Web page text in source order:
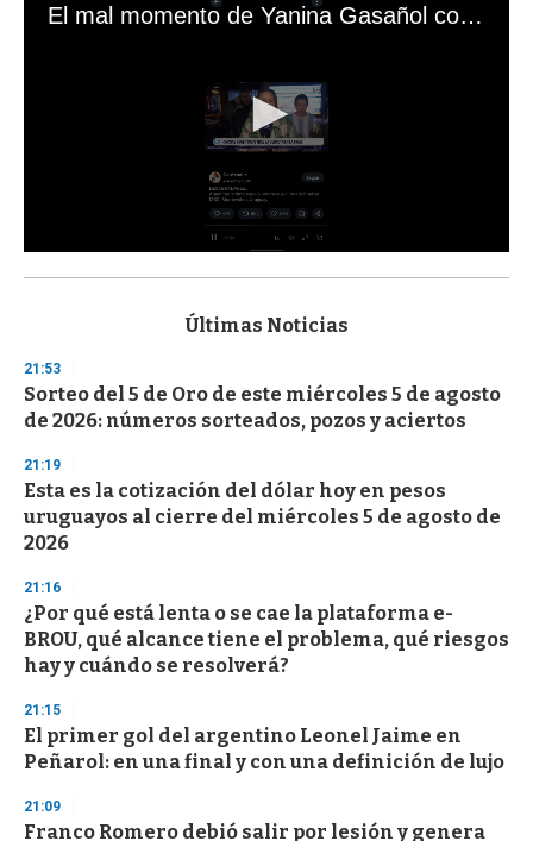
El mal momento de Yanina Gasañol con un hincha argentino en "Subrayado"
s
d
s
o
f
3
s
c
o
d
Últimas Noticias
21:53
Sorteo del 5 de Oro de este miércoles 5 de agosto
de 2026: números sorteados, pozos y aciertos
21:19
Esta es la cotización del dólar hoy en pesos
uruguayos al cierre del miércoles 5 de agosto de
2026
21:16
¿Por qué está lenta o se cae la plataforma e-
BROU, qué alcance tiene el problema, qué riesgos
hay y cuándo se resolverá?
21:15
El primer gol del argentino Leonel Jaime en
Peñarol: en una final y con una definición de lujo
21:09
Franco Romero debió salir por lesión y genera